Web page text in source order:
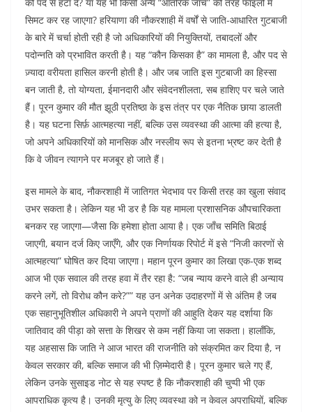
सिमट कर रह जाएगा? हरियाणा की नौकरशाही में वर्षों से जाति-आधारित गुटबाजी
के बारे में चर्चा होती रही है जो अधिकारियों की नियुक्तियों, तबादलों और
पदोन्नति को प्रभावित करती है। यह “कौन किसका है” का मामला है, और पद से
ज़्यादा वरीयता हासिल करनी होती है। और जब जाति इस गुटबाजी का हिस्सा
बन जाती है, तो योग्यता, ईमानदारी और संवेदनशीलता, सब हाशिए पर चले जाते
हैं। पूरन कुमार की मौत झूठी प्रतिष्ठा के इस तंत्र पर एक नैतिक छाया डालती
है। यह घटना सिर्फ़ आत्महत्या नहीं, बल्कि उस व्यवस्था की आत्मा की हत्या है,
जो अपने अधिकारियों को मानसिक और नस्लीय रूप से इतना भ्रष्ट कर देती है
कि वे जीवन त्यागने पर मजबूर हो जाते हैं।
इस मामले के बाद, नौकरशाही में जातिगत भेदभाव पर किसी तरह का खुला संवाद
उभर सकता है। लेकिन यह भी डर है कि यह मामला प्रशासनिक औपचारिकता
बनकर रह जाएगा—जैसा कि हमेशा होता आया है। एक जाँच समिति बिठाई
जाएगी, बयान दर्ज किए जाएँगे, और एक निर्णायक रिपोर्ट में इसे “निजी कारणों से
आत्महत्या” घोषित कर दिया जाएगा। महान पूरन कुमार का लिखा एक-एक शब्द
आज भी एक सवाल की तरह हवा में तैर रहा है: “जब न्याय करने वाले ही अन्याय
करने लगें, तो विरोध कौन करे?”” यह उन अनेक उदाहरणों में से अंतिम है जब
एक सहानुभूतिशील अधिकारी ने अपने प्राणों की आहुति देकर यह दर्शाया कि
जातिवाद की पीड़ा को सत्ता के शिखर से कम नहीं किया जा सकता। हालाँकि,
यह अहसास कि जाति ने आज भारत की राजनीति को संक्रमित कर दिया है, न
केवल सरकार की, बल्कि समाज की भी ज़िम्मेदारी है। पूरन कुमार चले गए हैं,
लेकिन उनके सुसाइड नोट से यह स्पष्ट है कि नौकरशाही की चुप्पी भी एक
आपराधिक कृत्य है। उनकी मृत्यु के लिए व्यवस्था को न केवल अपराधियों, बल्कि